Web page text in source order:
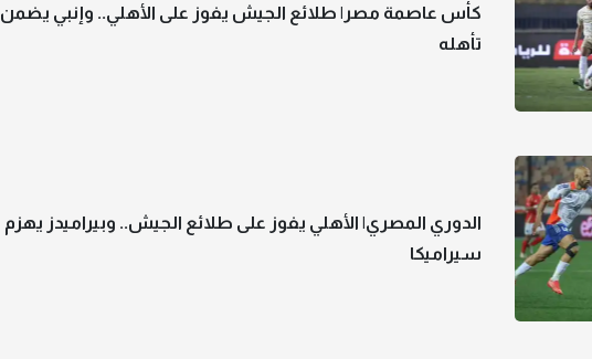
كأس عاصمة مصر| طلائع الجيش يفوز على الأهلي.. وإنبي يضمن
تأهله
الدوري المصري| الأهلي يفوز على طلائع الجيش.. وبيراميدز يهزم
سيراميكا